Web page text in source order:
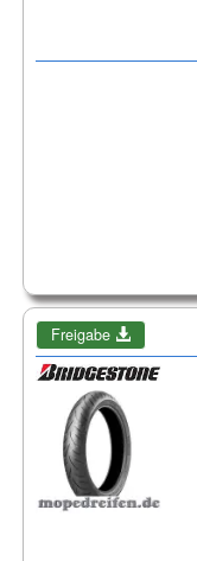
Freigabe